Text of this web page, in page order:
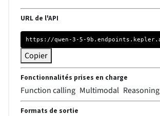
URL de l'API
Copier
Fonctionnalités prises en charge
Function calling Multimodal Reasoning
Formats de sortie